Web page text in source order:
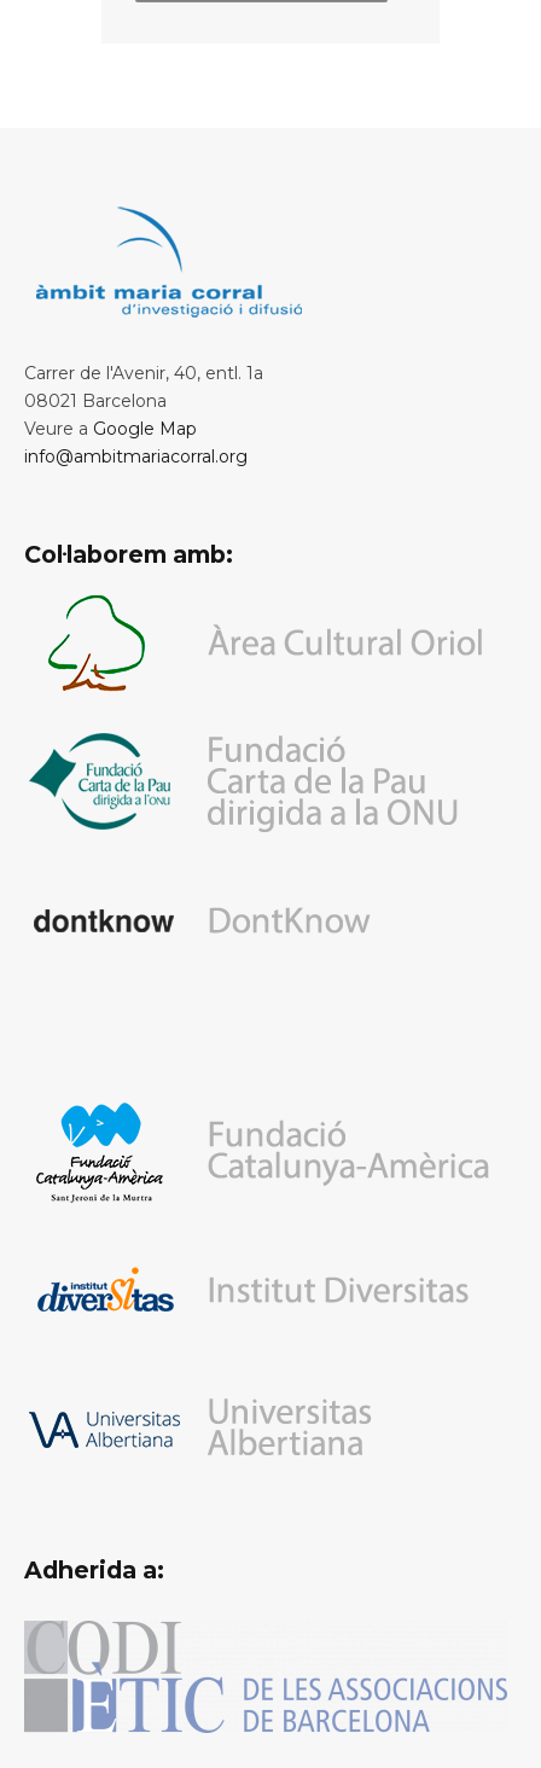
Carrer de l'Avenir, 40, entl. 1a
08021 Barcelona
Veure a Google Map
info@ambitmariacorral.org
Col·laborem amb:
Adherida a: